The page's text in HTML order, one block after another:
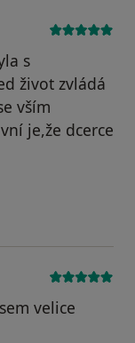
s
život zvládá
vším
je,že dcerce
velice